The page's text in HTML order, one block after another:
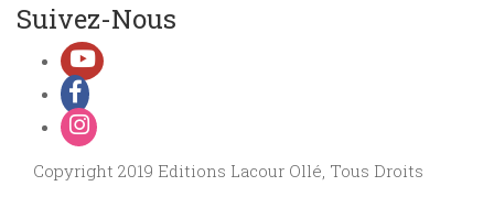
Suivez-Nous
Copyright 2019 Editions Lacour Ollé, Tous Droits